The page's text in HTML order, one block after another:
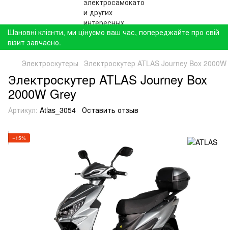
Шановні клієнти, ми цінуємо ваш час, попереджайте про свій
візит завчасно.
Электроскутеры Электроскутер ATLAS Journey Box
Электроскутер ATLAS Journey Box
2000W Grey
Артикул: Atlas_3054 Оставить отзыв
−15%